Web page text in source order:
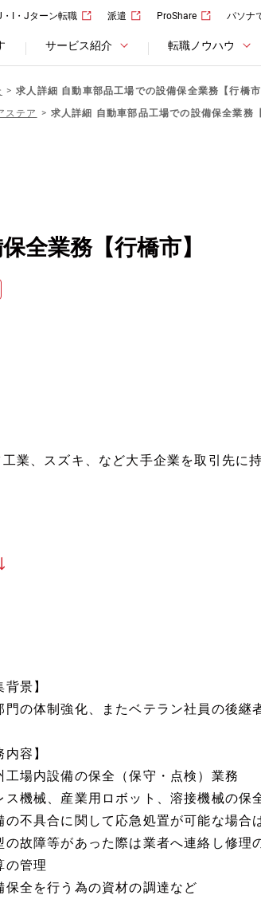
・I・Jターン転職 派遣 ProShare パソナ
サービス紹介 転職ノウハウ
求人詳細 自動車部品工場での設備保全業務【行橋市
ステア 求人詳細 自動車部品工場での設備保全業務
全業務【行橋市】
業、スズキ、など大手企業を取引先に
背景】
門の体制強化、またベテラン社員の後継
内容】
場内設備の保全（保守・点検）業務
ス機械、産業用ロボット、溶接機械の保
の不具合に関して応急処置が可能な場合
の故障等があった際は業者へ連絡し修理
の管理
保全を行う為の資材の調達など